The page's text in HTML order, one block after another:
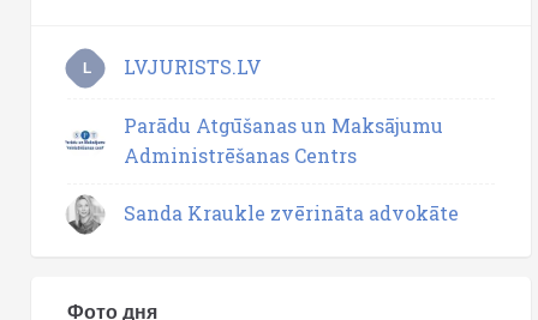
L LVJURISTS.LV
Parādu Atgūšanas un Maksājumu
Administrēšanas Centrs
Sanda Kraukle zvērināta advokāte
Фото дня